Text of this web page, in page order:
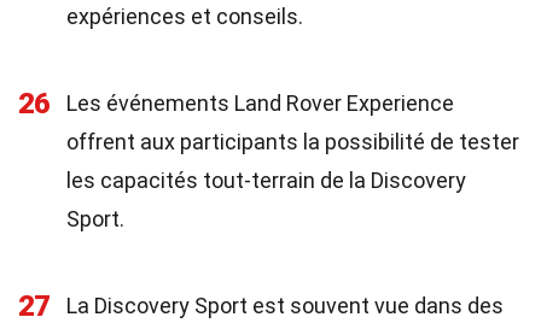
expériences et conseils.
26
Les événements Land Rover Experience
offrent aux participants la possibilité de tester
les capacités tout-terrain de la Discovery
Sport.
27 La Discovery Sport est souvent vue dans des